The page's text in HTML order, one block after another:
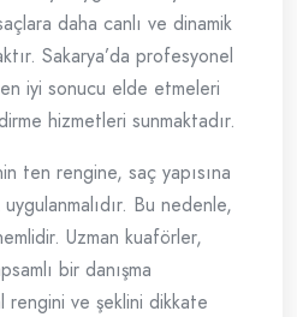
daha canlı ve dinamik
Sakarya’da profesyonel
iyi sonucu elde etmeleri
hizmetleri sunmaktadır.
ten rengine, saç yapısına
Bu nedenle,
Uzman kuaförler,
bir danışma
rengini ve şeklini dikkate